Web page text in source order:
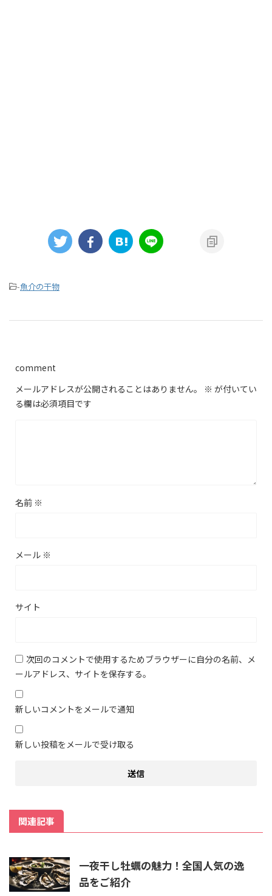
-魚介の干物
comment
メールアドレスが公開されることはありません。
※ が付いてい
る欄は必須項目です
名前 ※
メール ※
サイト
次回のコメントで使用するためブラウザーに自分の名前、メ
ールアドレス、サイトを保存する。
新しいコメントをメールで通知
新しい投稿をメールで受け取る
関連記事
一夜干し牡蠣の魅力！全国人気の逸
品をご紹介